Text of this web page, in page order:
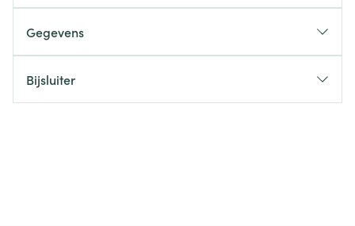
Gegevens
Bijsluiter